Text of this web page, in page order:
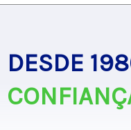
DESDE